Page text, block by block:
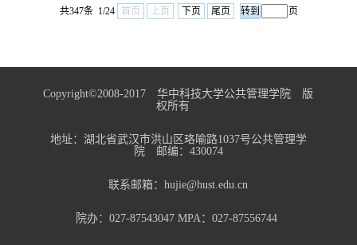
共347条 1/24 首页 上页 下页 尾页 页
Copyright©2008-2017 华中科技大学公共管理学院 版
权所有
地址：湖北省武汉市洪山区珞喻路1037号公共管理学
院 邮编：430074
联系邮箱：hujie@hust.edu.cn
院办：027-87543047 MPA：027-87556744